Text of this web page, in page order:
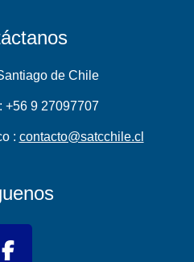
de Chile
+56 9 27097707
: contacto@satcchile.cl